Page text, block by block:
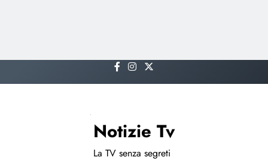
to
Notizie Tv
La TV senza segreti